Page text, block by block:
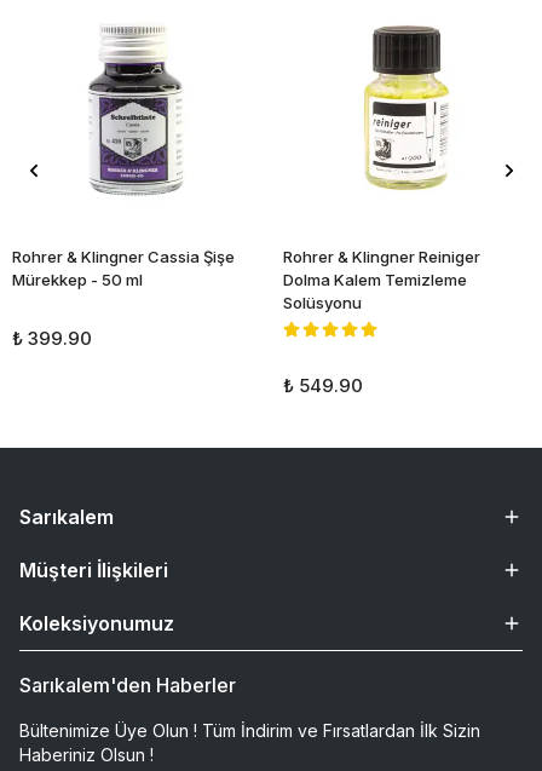
Rohrer & Klingner Cassia Şişe
Mürekkep - 50 ml
₺ 399.90
Rohrer & Klingner Reiniger
Dolma Kalem Temizleme
Solüsyonu
₺ 549.90
Sarıkalem
Müşteri İlişkileri
Koleksiyonumuz
Sarıkalem'den Haberler
Bültenimize Üye Olun ! Tüm İndirim ve Fırsatlardan İlk Sizin
Haberiniz Olsun !